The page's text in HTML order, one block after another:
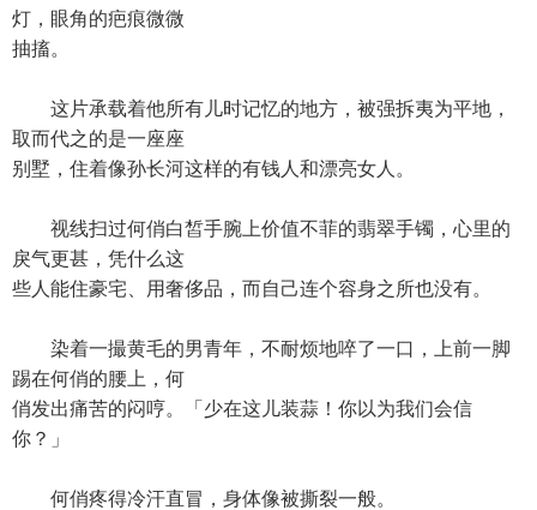
灯，眼角的疤痕微微
抽搐。
这片承载着他所有儿时记忆的地方，被强拆夷为平地，
取而代之的是一座座
别墅，住着像孙长河这样的有钱人和漂亮女人。
视线扫过何俏白皙手腕上价值不菲的翡翠手镯，心里的
戾气更甚，凭什么这
些人能住豪宅、用奢侈品，而自己连个容身之所也没有。
染着一撮黄毛的男青年，不耐烦地啐了一口，上前一脚
踢在何俏的腰上，何
俏发出痛苦的闷哼。「少在这儿装蒜！你以为我们会信
你？」
何俏疼得冷汗直冒，身体像被撕裂一般。